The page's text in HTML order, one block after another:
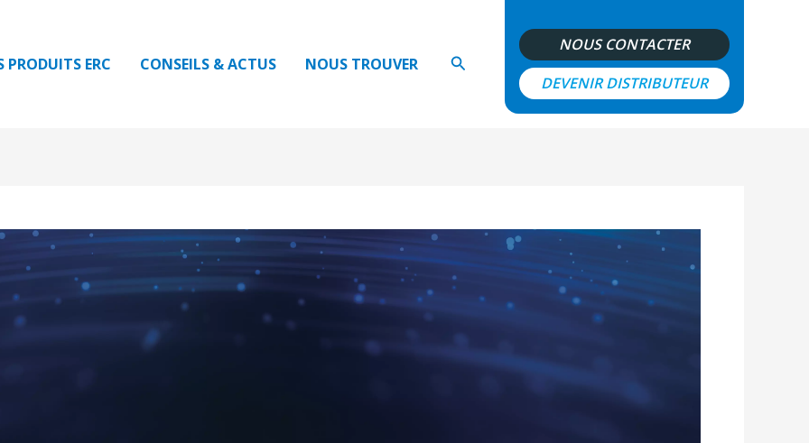
PRODUITS ERC CONSEILS & ACTUS NOUS TROUVER Rechercher
NOUS CONTACTER
DEVENIR DISTRIBUTEUR